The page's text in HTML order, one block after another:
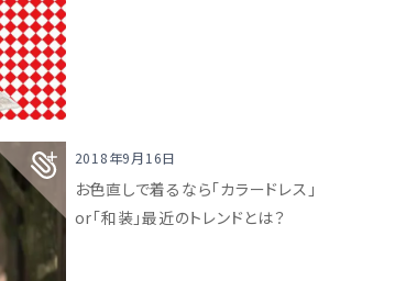
2018年9月16日
お色直しで着るなら「カラードレス」
or「和装」最近のトレンドとは？